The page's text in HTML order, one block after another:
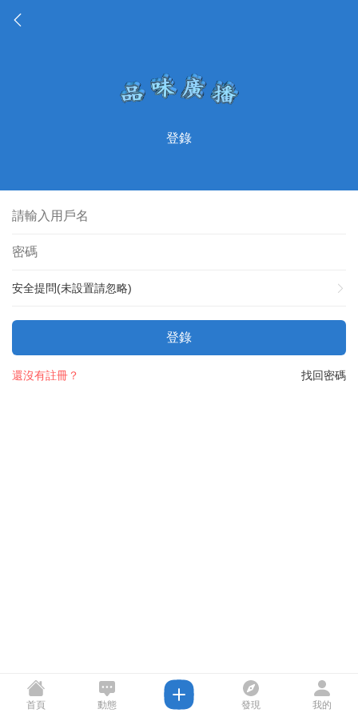
登錄
安全提問(未設置請忽略)
登錄
找回密碼
還沒有註冊？
首頁 動態 發現 我的